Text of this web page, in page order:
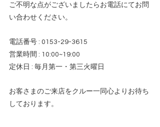
ご不明な点がございましたらお電話にてお問
い合わせください。
電話番号 : 0153-29-3615
営業時間 : 10:00~19:00
定休日 : 毎月第一・第三火曜日
お客さまのご来店をクルー一同心よりお待ち
しております。